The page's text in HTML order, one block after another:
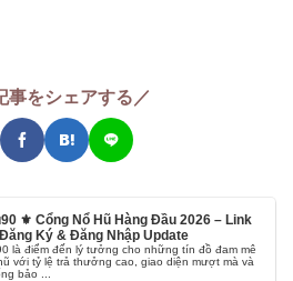
事をシェアする／
⚜️ Cổng Nổ Hũ Hàng Đầu 2026 – Link
Ký & Đăng Nhập Update
là điểm đến lý tưởng cho những tín đồ đam mê
với tỷ lệ trả thưởng cao, giao diện mượt mà và
bảo ...